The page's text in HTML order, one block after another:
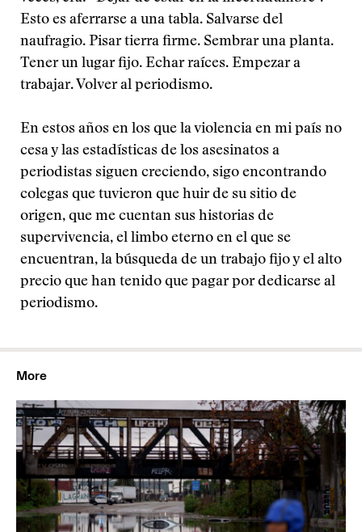
Esto es aferrarse a una tabla. Salvarse del
naufragio. Pisar tierra firme. Sembrar una planta.
Tener un lugar fijo. Echar raíces. Empezar a
trabajar. Volver al periodismo.
En estos años en los que la violencia en mi país no
cesa y las estadísticas de los asesinatos a
periodistas siguen creciendo, sigo encontrando
colegas que tuvieron que huir de su sitio de
origen, que me cuentan sus historias de
supervivencia, el limbo eterno en el que se
encuentran, la búsqueda de un trabajo fijo y el alto
precio que han tenido que pagar por dedicarse al
periodismo.
More